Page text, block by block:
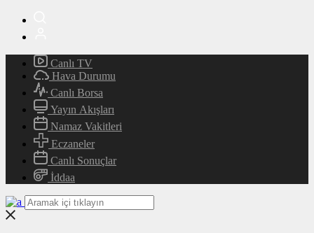
Canlı TV
Hava Durumu
Canlı Borsa
Yayın Akışları
Namaz Vakitleri
Eczaneler
Canlı Sonuçlar
İddaa